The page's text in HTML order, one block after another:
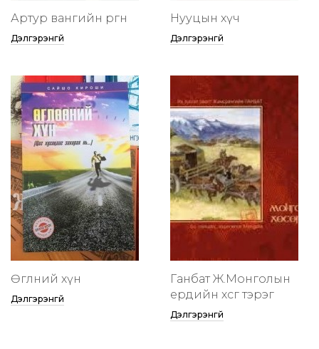
Артур вангийн өргөөнөө
Дэлгэрэнгүй
Нууцын хүч
Дэлгэрэнгүй
Өглөөний хүн
Дэлгэрэнгүй
Ганбат Ж.Монголын
ердийн хөсөг тэрэг
Дэлгэрэнгүй